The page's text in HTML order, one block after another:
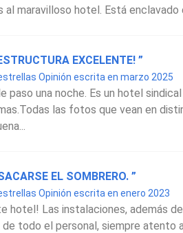
convierte alHotel Estilo MBen
al maravilloso hotel. Está enclavado
EXCELENTE! ”
Opinión escrita en marzo 2025
paso una noche. Es un hotel
las fotos que vean en
EL SOMBRERO. ”
Opinión escrita en enero 2023
hotel! Las instalaciones, además
todo el personal, siempre atento